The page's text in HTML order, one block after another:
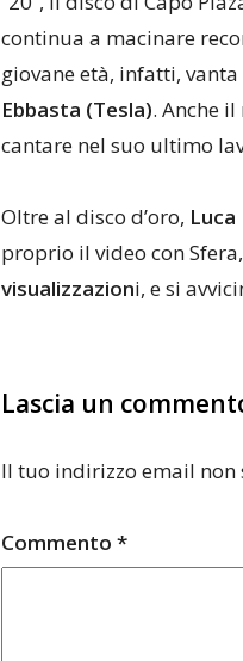
continua a macinare
giovane età, infatti,
Ebbasta (Tesla). Anche
cantare nel suo ultimo
Oltre al disco d’oro, Luca
proprio il video con Sfera,
visualizzazioni, e si
Lascia un
Il tuo indirizzo email
Commento *